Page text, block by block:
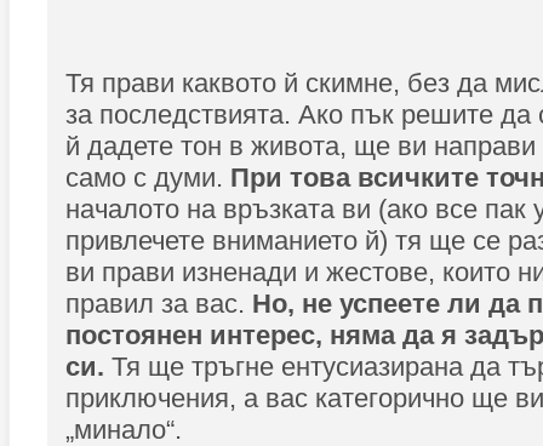
Тя прави каквото й скимне, без да
за последствията. Ако пък решите да
й дадете тон в живота, ще ви направи
само с думи. При това всичките
началото на връзката ви (ако все пак
привлечете вниманието й) тя ще се
ви прави изненади и жестове, които
правил за вас. Но, не успеете ли да
постоянен интерес, няма да я
си. Тя ще тръгне ентусиазирана да
приключения, а вас категорично ще
„минало“.